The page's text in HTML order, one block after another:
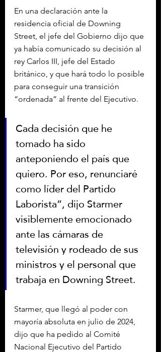
En una declaración ante la
residencia oficial de Downing
Street, el jefe del Gobierno dijo que
ya había comunicado su decisión al
rey Carlos III, jefe del Estado
británico, y que hará todo lo posible
para conseguir una transición
“ordenada” al frente del Ejecutivo.
Cada decisión que he
tomado ha sido
anteponiendo el país que
quiero. Por eso, renunciaré
como líder del Partido
Laborista”, dijo Starmer
visiblemente emocionado
ante las cámaras de
televisión y rodeado de sus
ministros y el personal que
trabaja en Downing Street.
Starmer, que llegó al poder con
mayoría absoluta en julio de 2024,
dijo que ha pedido al Comité
Nacional Ejecutivo del Partido